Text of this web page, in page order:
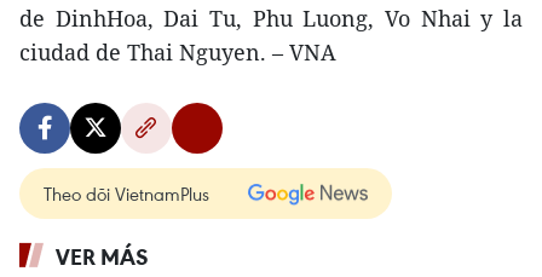
de DinhHoa, Dai Tu, Phu Luong, Vo Nhai y la
ciudad de Thai Nguyen. – VNA
Theo dõi VietnamPlus
VER MÁS